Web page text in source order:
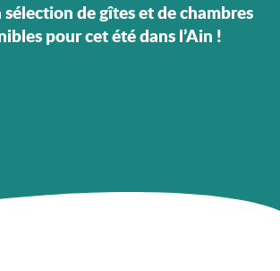
de gîtes et de chambres
pour cet été dans l’Ain !